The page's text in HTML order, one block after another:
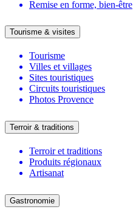
Remise en forme, bien-être
Tourisme & visites
Tourisme
Villes et villages
Sites touristiques
Circuits touristiques
Photos Provence
Terroir & traditions
Terroir et traditions
Produits régionaux
Artisanat
Gastronomie